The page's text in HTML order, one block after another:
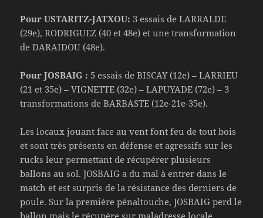
Pour USTARITZ-JATXOU: 3 essais de LARRALDE
(29e), RODRIGUEZ (40 et 48e) et une transformation
de DARAIDOU (48e).
Pour JOSBAIG : 5 essais de BISCAY (12e) – LARRIEU
(21 et 35e) – VIGNETTE (32e) – LAPUYADE (72e) – 3
transformations de BARBASTE (12e-21e-35e).
Les locaux jouant face au vent font feu de tout bois
et sont très présents en défense et agressifs sur les
rucks leur permettant de récupérer plusieurs
ballons au sol. JOSBAIG a du mal à entrer dans le
match et est surpris de la résistance des derniers de
poule. Sur la première pénaltouche, JOSBAIG perd le